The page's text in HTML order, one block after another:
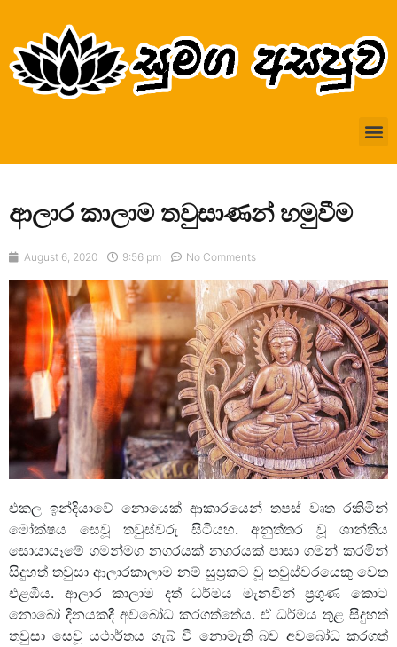
ආලාර කාලාම තවුසාණන් හමුවීම
August 6, 2020 9:56 pm No Comments
එකල ඉන්දියාවේ නොයෙක් ආකාරයෙන් තපස් වෘත රකිමින්
මෝක්ෂය සෙවූ තවුස්වරු සිටියහ. අනුත්තර වූ ශාන්තිය
සොයායෑමේ ගමන්මග නගරයක් නගරයක් පාසා ගමන් කරමින්
සිදුහත් තවුසා ආලාරකාලාම නම් සුප්‍රකට වූ තවුස්වරයෙකු වෙත
එළඹීය. ආලාර කාලාම දත් ධර්මය මැනවින් ප්‍රගුණ කොට
නොබෝ දිනයකදී අවබෝධ කරගත්තේය. ඒ ධර්මය තුළ සිදුහත්
තවුසා සෙවූ යථාර්තය ගැබ් වී නොමැති බව අවබෝධ කරගත්